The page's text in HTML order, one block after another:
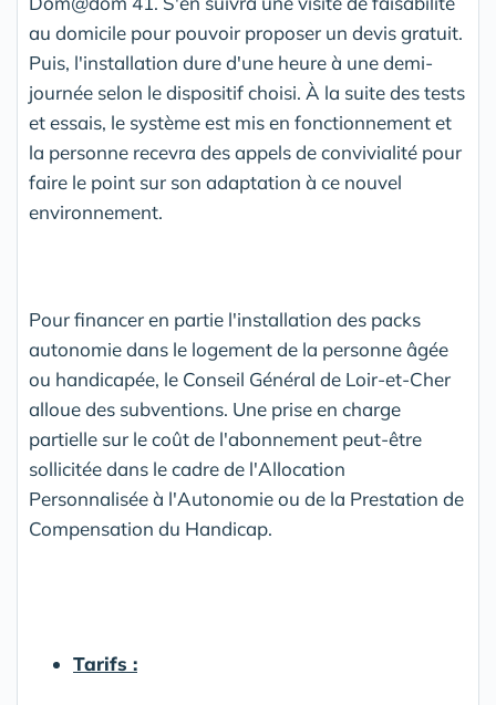
au domicile pour pouvoir proposer un devis gratuit.
Puis, l'installation dure d'une heure à une demi-
journée selon le dispositif choisi. À la suite des tests
et essais, le système est mis en fonctionnement et
la personne recevra des appels de convivialité pour
faire le point sur son adaptation à ce nouvel
environnement.
Pour financer en partie l'installation des packs
autonomie dans le logement de la personne âgée
ou handicapée, le Conseil Général de Loir-et-Cher
alloue des subventions. Une prise en charge
partielle sur le coût de l'abonnement peut-être
sollicitée dans le cadre de l'Allocation
Personnalisée à l'Autonomie ou de la Prestation de
Compensation du Handicap.
Tarifs :